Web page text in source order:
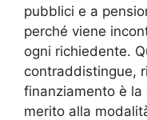
pubblici e a
perché viene
ogni richiedente.
contraddistingue,
finanziamento è
merito alla